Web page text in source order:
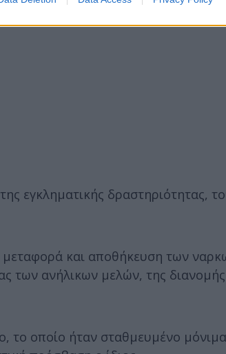
εγκληματικής δραστηριότητας,
και αποθήκευση των
των ανήλικων μελών, της
το οποίο ήταν σταθμευμένο